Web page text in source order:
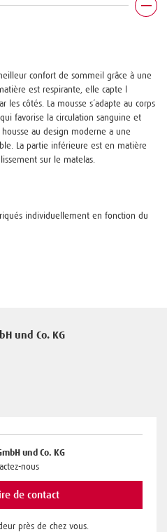
confort de sommeil grâce à une
est respirante, elle capte l
les côtés. La mousse s´adapte au corps
favorise la circulation sanguine et
au design moderne a une
La partie inférieure est en matière
sur le matelas.
individuellement en fonction du
und Co. KG
und Co. KG
nous
de contact
près de chez vous.